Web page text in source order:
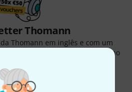
Thomann
Thomann em inglês e com um
ganhar um dos
no
inspiradoras
da Thomann